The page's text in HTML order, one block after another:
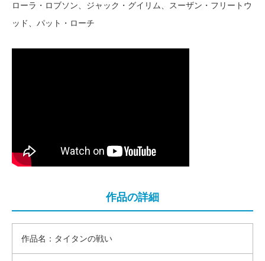
ローラ・ロブソン、ジャック・グイリム、スーザン・フリートウ
ッド、パット・ローチ
作品の詳細
作品名：タイタンの戦い